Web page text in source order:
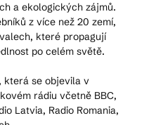
a ekologických zájmů.
z více než 20 zemí,
které propagují
po celém světě.
která se objevila v
rádiu včetně BBC,
Latvia, Radio Romania,